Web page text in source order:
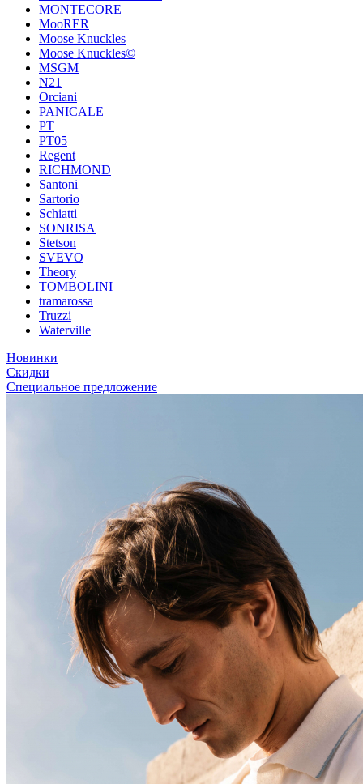
MONTECORE
MooRER
Moose Knuckles
Moose Knuckles©️
MSGM
N21
Orciani
PANICALE
PT
PT05
Regent
RICHMOND
Santoni
Sartorio
Schiatti
SONRISA
Stetson
SVEVO
Theory
TOMBOLINI
tramarossa
Truzzi
Waterville
Новинки
Скидки
Специальное предложение